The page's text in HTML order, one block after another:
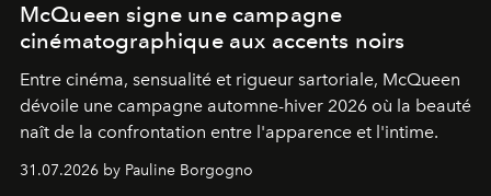
McQueen signe une campagne
cinématographique aux accents noirs
Entre cinéma, sensualité et rigueur sartoriale, McQueen
dévoile une campagne automne-hiver 2026 où la beauté
naît de la confrontation entre l'apparence et l'intime.
31.07.2026 by Pauline Borgogno